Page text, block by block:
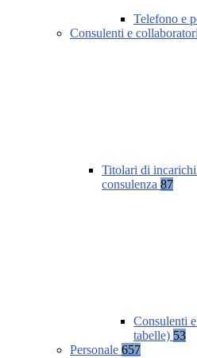
Telefono e
Consulenti e collaboratori
Titolari di
consulenza 87
Consulenti
tabelle) 53
Personale 657